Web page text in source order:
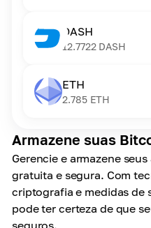
Armazene suas
Gerencie e armazene
gratuita e segura. Com
criptografia e medidas de
pode ter certeza de que
seguros.
DASH
12.7722 DASH
ETH
2.785 ETH